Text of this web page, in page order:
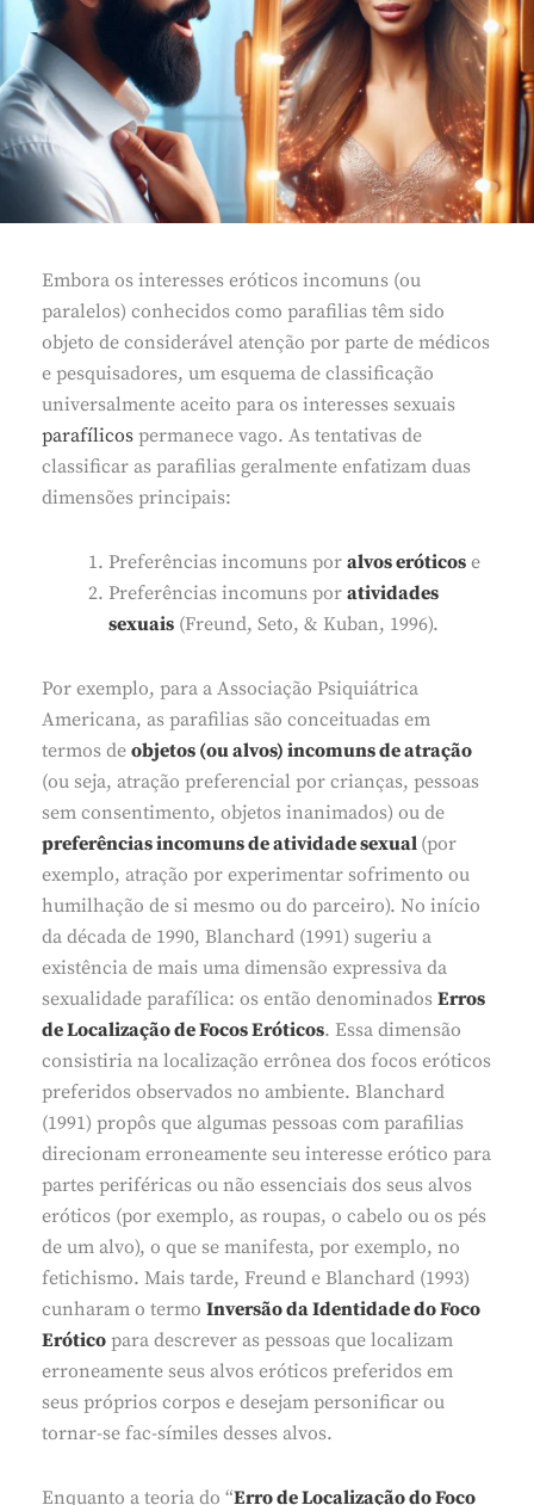
2
0
Embora os interesses eróticos incomuns (ou
paralelos) conhecidos como parafilias têm sido
objeto de considerável atenção por parte de médicos
e pesquisadores, um esquema de classificação
universalmente aceito para os interesses sexuais
parafílicos permanece vago. As tentativas de
classificar as parafilias geralmente enfatizam duas
dimensões principais:
Preferências incomuns por alvos eróticos e
Preferências incomuns por atividades
sexuais (Freund, Seto, & Kuban, 1996).
Por exemplo, para a Associação Psiquiátrica
Americana, as parafilias são conceituadas em
termos de objetos (ou alvos) incomuns de atração
(ou seja, atração preferencial por crianças, pessoas
sem consentimento, objetos inanimados) ou de
preferências incomuns de atividade sexual (por
exemplo, atração por experimentar sofrimento ou
humilhação de si mesmo ou do parceiro). No início
da década de 1990, Blanchard (1991) sugeriu a
existência de mais uma dimensão expressiva da
sexualidade parafílica: os então denominados Erros
de Localização de Focos Eróticos. Essa dimensão
consistiria na localização errônea dos focos eróticos
preferidos observados no ambiente. Blanchard
(1991) propôs que algumas pessoas com parafilias
direcionam erroneamente seu interesse erótico para
partes periféricas ou não essenciais dos seus alvos
eróticos (por exemplo, as roupas, o cabelo ou os pés
de um alvo), o que se manifesta, por exemplo, no
fetichismo. Mais tarde, Freund e Blanchard (1993)
cunharam o termo Inversão da Identidade do Foco
Erótico para descrever as pessoas que localizam
erroneamente seus alvos eróticos preferidos em
seus próprios corpos e desejam personificar ou
tornar-se fac-símiles desses alvos.
Enquanto a teoria do “Erro de Localização do Foco